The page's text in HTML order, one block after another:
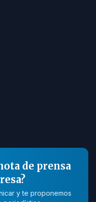
de prensa
y te proponemos